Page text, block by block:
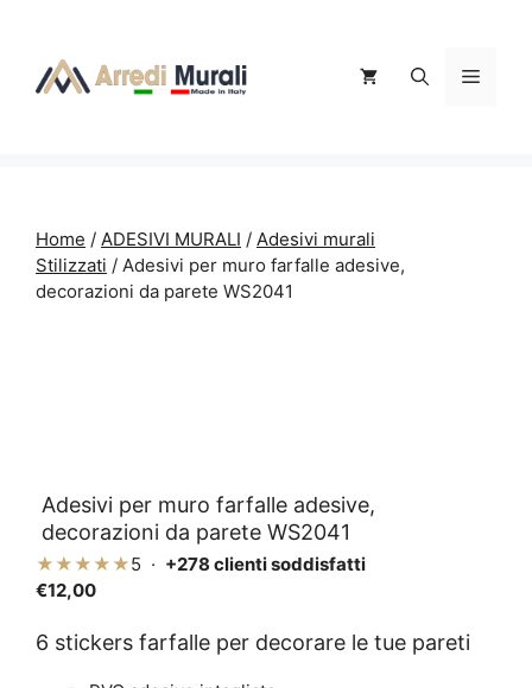
contenuto
Menu
Home / ADESIVI MURALI / Adesivi murali
Stilizzati / Adesivi per muro farfalle adesive,
decorazioni da parete WS2041
Adesivi per muro farfalle adesive,
decorazioni da parete WS2041
★★★★★5 · +278 clienti soddisfatti
€12,00
6 stickers farfalle per decorare le tue pareti